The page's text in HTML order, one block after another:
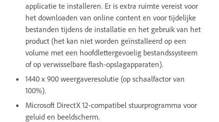
applicatie te installeren. Er is extra ruimte vereist voor
het downloaden van online content en voor tijdelijke
bestanden tijdens de installatie en het gebruik van het
product (het kan niet worden geïnstalleerd op een
volume met een hoofdlettergevoelig bestandssysteem
of op verwisselbare flash-opslagapparaten).
1440 x 900 weergaveresolutie (op schaalfactor van
100%).
Microsoft DirectX 12-compatibel stuurprogramma voor
geluid en beeldscherm.